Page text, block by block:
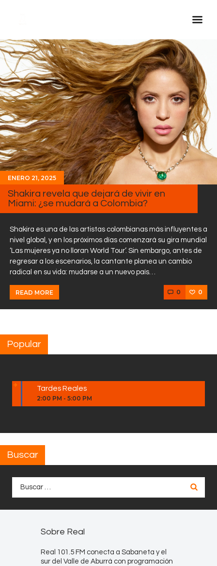
Inicio Real FM
Streaming
En Vivo
Descarga La APP
Programas
Noticias
Equipo
Sobre Nosotros
Contactos
ENERO 21, 2025
Shakira revela que dejará de vivir en
Miami: ¿se mudará a Colombia?
Shakira es una de las artistas colombianas más influyentes a
nivel global, y en los próximos días comenzará su gira mundial
‘Las mujeres ya no lloran World Tour’. Sin embargo, antes de
regresar a los escenarios, la cantante planea un cambio
radical en su vida: mudarse a un nuevo país…
READ MORE 0 0
Popular
Tardes Reales
2:00 PM - 5:00 PM
Buscar
Sobre Real
Real 101.5 FM conecta a Sabaneta y el
sur del Valle de Aburrá con programación